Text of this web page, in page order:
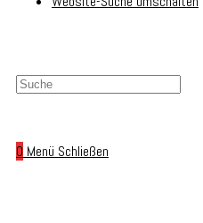
0 Menü Schließen